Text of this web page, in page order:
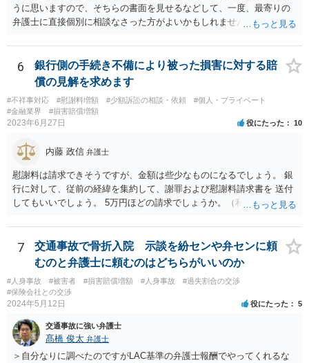
うに思いますので、そちらの書面を見せるなどして、一度、最寄りの
弁護士に直接個別に相談なさった方がよいかもしれません。 （なお、
払うという約束なのであれば、支払計画のリスケジュールの可否につ
いて検討するだけということにはなるはずです。）
6
銀行側の手続き不備により被った損害に対する賠
償の見解を求めます
#不祥事対応 #慰謝料増額 #少額訴訟の相談・依頼
#個人・プライベート
#金融業界
#損害賠償増額
2023年6月27日 役にたった 10
内藤 政信 弁護士
慰謝料は請求できそうですが、金額は些少なものになるでしょう。 銀
行に対して、従前の経緯を集約して、謝罪および慰謝料請求書を 送付
してもいいでしょう。 5万円ほどの請求でしょうか。（私見）
7
交通事故で骨折入院 示談を紛センや弁センに頼
むのと弁護士に頼むのはどちらがいいのか
#人身事故 #被害者 #損害賠償増額 #人身事故
#過失割合の交渉
#保険会社との交渉
2024年5月12日 役にたった 5
交通事故に強い弁護士
髙橋 俊太 弁護士
＞自分なりに調べたのですがLAC基準の弁護士報酬でやってくれるな